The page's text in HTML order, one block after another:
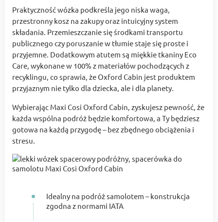
Praktyczność wózka podkreśla jego niska waga,
przestronny kosz na zakupy oraz intuicyjny system
składania. Przemieszczanie się środkami transportu
publicznego czy poruszanie w tłumie staje się proste i
przyjemne. Dodatkowym atutem są miękkie tkaniny Eco
Care, wykonane w 100% z materiałów pochodzących z
recyklingu, co sprawia, że Oxford Cabin jest produktem
przyjaznym nie tylko dla dziecka, ale i dla planety.
Wybierając Maxi Cosi Oxford Cabin, zyskujesz pewność, że
każda wspólna podróż będzie komfortowa, a Ty będziesz
gotowa na każdą przygodę – bez zbędnego obciążenia i
stresu.
Idealny na podróż samolotem – konstrukcja
zgodna z normami IATA